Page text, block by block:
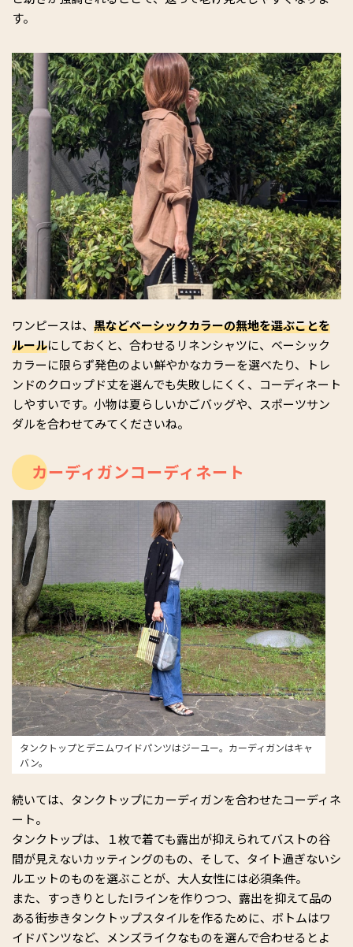
す。
ワンピースは、 黒などベーシックカラーの無地を選ぶことを
ルールにしておくと、合わせるリネンシャツに、ベーシック
カラーに限らず発色のよい鮮やかなカラーを選べたり、トレ
ンドのクロップド丈を選んでも失敗しにくく、コーディネート
しやすいです。小物は夏らしいかごバッグや、スポーツサン
ダルを合わせてみてくださいね。
カーディガンコーディネート
タンクトップとデニムワイドパンツはジーユー。カーディガンはキャ
バン。
続いては、タンクトップにカーディガンを合わせたコーディネ
ート。
タンクトップは、１枚で着ても露出が抑えられてバストの谷
間が見えないカッティングのもの、そして、タイト過ぎないシ
ルエットのものを選ぶことが、大人女性には必須条件。
また、すっきりとしたIラインを作りつつ、露出を抑えて品の
ある街歩きタンクトップスタイルを作るために、ボトムはワ
イドパンツなど、メンズライクなものを選んで合わせるとよ